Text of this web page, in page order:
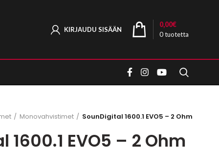
KIRJAUDU SISÄÄN
0tuotetta
0,00€
Monovahvistimet SounDigital 1600.1 EVO5 – 2 Ohm
1600.1 EVO5 – 2 Ohm